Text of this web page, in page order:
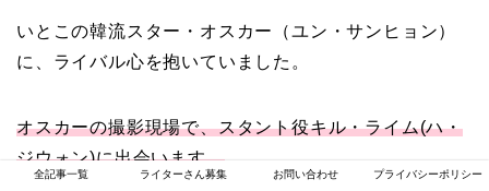
いとこの韓流スター・オスカー（ユン・サンヒョン）
に、ライバル心を抱いていました。
オスカーの撮影現場で、スタント役キル・ライム(ハ・
ジウォン)に出会います。
全記事一覧 ライターさん募集 お問い合わせ プライバシーポリシー